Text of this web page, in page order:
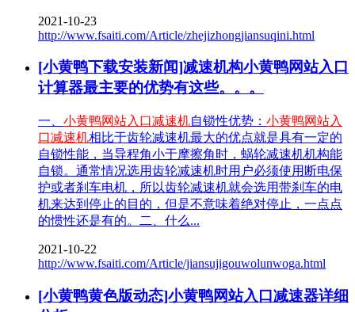
2021-10-23
http://www.fsaiti.com/Article/zhejizhongjiansuqini.html
[小黄鸭下载安装新闻]减速机构小黄鸭网站入口
计算器最主要的优势有这些。。。
一、 小黄鸭网站入口减速机自锁性优势： 小黄鸭网站入
口减速机相比于齿轮减速机最大的优点就是具有一定的
自锁性能，当导程角小于摩擦角时，蜗轮减速机机构能
自锁。通常情况选用齿轮减速机时用户必须使用断电保
护或者刹车电机，所以齿轮减速机就会选用带刹车的电
机来达到停止的目的，但是不意味着绝对停止，一点点
的惯性还是有的。二、什么...
2021-10-22
http://www.fsaiti.com/Article/jiansujigouwolunwoga.html
[小黄鸭黄色版动态]小黄鸭网站入口减速器详细